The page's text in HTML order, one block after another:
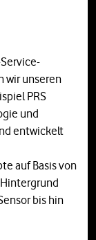
wir unseren
PRS
und
entwickelt
auf Basis von
bis hin